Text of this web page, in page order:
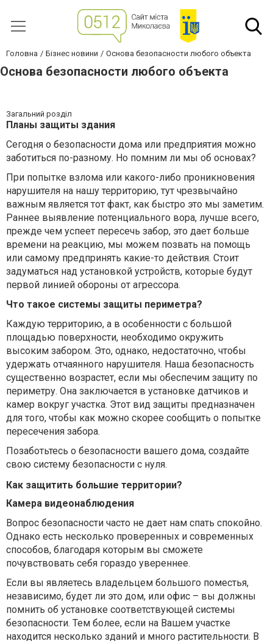
Головна Бізнес новини Основа безопасности любого объекта
Основа безопасности любого объекта
Загальний розділ
Планы защиты здания
Сегодня о безопасности дома или предприятия можно
заботиться по-разному. Но помним ли мы об основах?
При попытке взлома или какого-либо проникновения
нарушителя на нашу территорию, тут чрезвычайно
важным является тот факт, как быстро это мы заметим.
Раннее выявление потенциального вора, лучше всего,
прежде чем успеет пересечь забор, это дает больше
времени на реакцию, мы можем позвать на помощь
или самому предпринять какие-то действия. Стоит
задуматься над установкой устройств, которые будут
первой линией обороны от агрессора.
Что такое системы защиты периметра?
Каждую территорию, а в особенности с большой
площадью поверхности, необходимо окружить
высоким забором. Это, однако, недостаточно, чтобы
удержать отчаянного нарушителя. Наша безопасность
существенно возрастет, если мы обеспечим защиту по
периметру. Она заключается в установке датчиков и
камер вокруг участка. Этот вид защиты предназначен
для того, чтобы как можно скорее сообщить о попытке
пересечения забора.
Позаботьтесь о безопасности вашего дома, создайте
свою систему безопасности с нуля.
Как защитить большие территории?
Камера видеонаблюдения
Вопрос безопасности часто не дает нам спать спокойно.
Однако есть несколько проверенных и современных
способов, благодаря которым вы сможете
почувствовать себя гораздо увереннее.
Если вы являетесь владельцем большого поместья,
независимо, будет ли это дом, или офис – вы должны
помнить об установке соответствующей системы
безопасности. Тем более, если на Вашем участке
находится несколько зданий и много растительности. В